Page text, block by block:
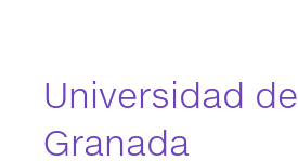
Universidad de
Granada